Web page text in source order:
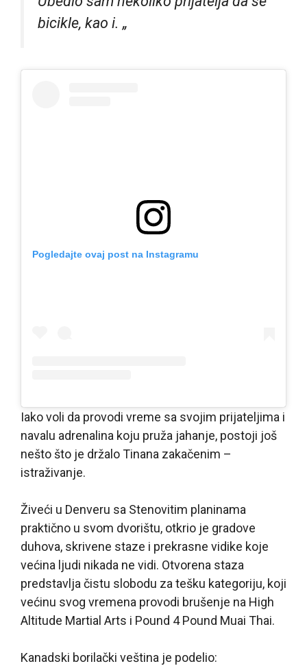
bicikle, kao i. „
Pogledajte ovaj post na Instagramu
Iako voli da provodi vreme sa svojim prijateljima i
navalu adrenalina koju pruža jahanje, postoji još
nešto što je držalo Tinana zakačenim –
istraživanje.
Živeći u Denveru sa Stenovitim planinama
praktično u svom dvorištu, otkrio je gradove
duhova, skrivene staze i prekrasne vidike koje
većina ljudi nikada ne vidi. Otvorena staza
predstavlja čistu slobodu za tešku kategoriju, koji
većinu svog vremena provodi brušenje na High
Altitude Martial Arts i Pound 4 Pound Muai Thai.
Kanadski borilački veština je podelio: